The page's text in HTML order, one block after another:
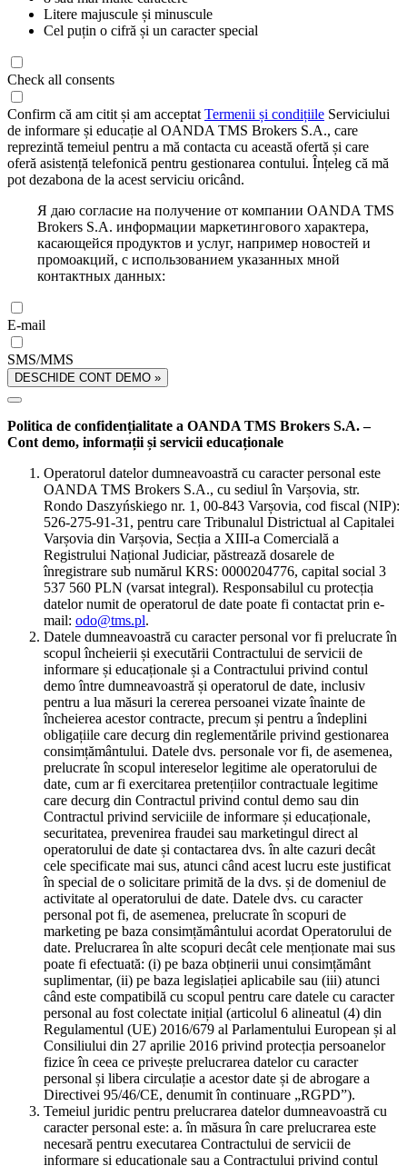
Litere majuscule și minuscule
Cel puțin o cifră și un caracter special
Check all consents
Confirm că am citit și am acceptat Termenii și condițiile Serviciului
de informare și educație al OANDA TMS Brokers S.A., care
reprezintă temeiul pentru a mă contacta cu această ofertă și care
oferă asistență telefonică pentru gestionarea contului. Înțeleg că mă
pot dezabona de la acest serviciu oricând.
Я даю согласие на получение от компании OANDA TMS
Brokers S.A. информации маркетингового характера,
касающейся продуктов и услуг, например новостей и
промоакций, с использованием указанных мной
контактных данных:
E-mail
SMS/MMS
DESCHIDE CONT DEMO »
Politica de confidențialitate a OANDA TMS Brokers S.A. –
Cont demo, informații și servicii educaționale
Operatorul datelor dumneavoastră cu caracter personal este
OANDA TMS Brokers S.A., cu sediul în Varșovia, str.
Rondo Daszyńskiego nr. 1, 00-843 Varșovia, cod fiscal (NIP):
526-275-91-31, pentru care Tribunalul Districtual al Capitalei
Varșovia din Varșovia, Secția a XIII-a Comercială a
Registrului Național Judiciar, păstrează dosarele de
înregistrare sub numărul KRS: 0000204776, capital social 3
537 560 PLN (varsat integral). Responsabilul cu protecția
datelor numit de operatorul de date poate fi contactat prin e-
mail: odo@tms.pl.
Datele dumneavoastră cu caracter personal vor fi prelucrate în
scopul încheierii și executării Contractului de servicii de
informare și educaționale și a Contractului privind contul
demo între dumneavoastră și operatorul de date, inclusiv
pentru a lua măsuri la cererea persoanei vizate înainte de
încheierea acestor contracte, precum și pentru a îndeplini
obligațiile care decurg din reglementările privind gestionarea
consimțământului. Datele dvs. personale vor fi, de asemenea,
prelucrate în scopul intereselor legitime ale operatorului de
date, cum ar fi exercitarea pretențiilor contractuale legitime
care decurg din Contractul privind contul demo sau din
Contractul privind serviciile de informare și educaționale,
securitatea, prevenirea fraudei sau marketingul direct al
operatorului de date și contactarea dvs. în alte cazuri decât
cele specificate mai sus, atunci când acest lucru este justificat
în special de o solicitare primită de la dvs. și de domeniul de
activitate al operatorului de date. Datele dvs. cu caracter
personal pot fi, de asemenea, prelucrate în scopuri de
marketing pe baza consimțământului acordat Operatorului de
date. Prelucrarea în alte scopuri decât cele menționate mai sus
poate fi efectuată: (i) pe baza obținerii unui consimțământ
suplimentar, (ii) pe baza legislației aplicabile sau (iii) atunci
când este compatibilă cu scopul pentru care datele cu caracter
personal au fost colectate inițial (articolul 6 alineatul (4) din
Regulamentul (UE) 2016/679 al Parlamentului European și al
Consiliului din 27 aprilie 2016 privind protecția persoanelor
fizice în ceea ce privește prelucrarea datelor cu caracter
personal și libera circulație a acestor date și de abrogare a
Directivei 95/46/CE, denumit în continuare „RGPD”).
Temeiul juridic pentru prelucrarea datelor dumneavoastră cu
caracter personal este: a. în măsura în care prelucrarea este
necesară pentru executarea Contractului de servicii de
informare și educaționale sau a Contractului privind contul